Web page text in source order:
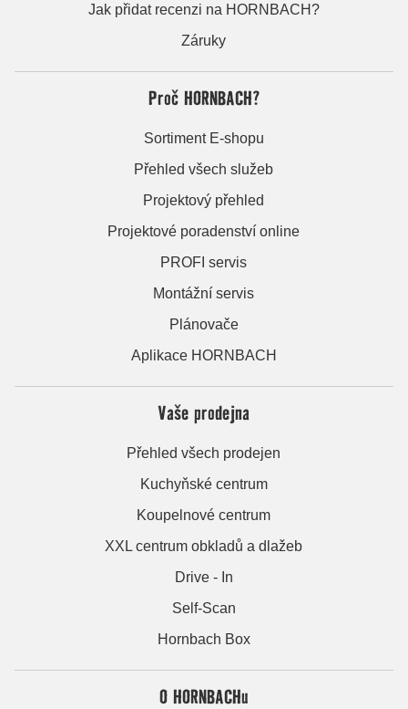
Jak přidat recenzi na HORNBACH?
Záruky
Proč HORNBACH?
Sortiment E-shopu
Přehled všech služeb
Projektový přehled
Projektové poradenství online
PROFI servis
Montážní servis
Plánovače
Aplikace HORNBACH
Vaše prodejna
Přehled všech prodejen
Kuchyňské centrum
Koupelnové centrum
XXL centrum obkladů a dlažeb
Drive - In
Self-Scan
Hornbach Box
O HORNBACHu